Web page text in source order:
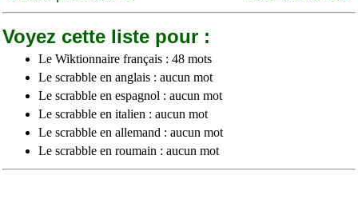
Voyez cette liste pour :
Le Wiktionnaire français : 48 mots
Le scrabble en anglais : aucun mot
Le scrabble en espagnol : aucun mot
Le scrabble en italien : aucun mot
Le scrabble en allemand : aucun mot
Le scrabble en roumain : aucun mot